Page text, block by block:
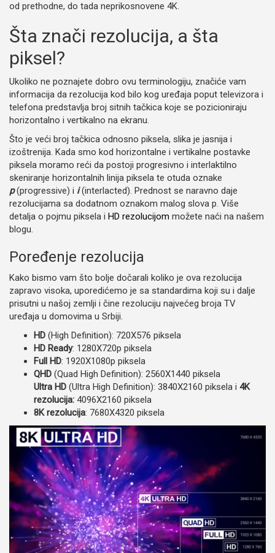
od prethodne, do tada neprikosnovene 4K.
Šta znači rezolucija, a šta
piksel?
Ukoliko ne poznajete dobro ovu terminologiju, značiće vam
informacija da rezolucija kod bilo kog uređaja poput televizora i
telefona predstavlja broj sitnih tačkica koje se pozicioniraju
horizontalno i vertikalno na ekranu.
Što je veći broj tačkica odnosno piksela, slika je jasnija i
izoštrenija. Kada smo kod horizontalne i vertikalne postavke
piksela moramo reći da postoji progresivno i interlaktilno
skeniranje horizontalnih linija piksela te otuda oznake
p(progressive) i i(interlacted). Prednost se naravno daje
rezolucijama sa dodatnom oznakom malog slova p. Više
detalja o pojmu piksela i HD rezolucijom možete naći na našem
blogu.
Poređenje rezolucija
Kako bismo vam što bolje dočarali koliko je ova rezolucija
zapravo visoka, uporedićemo je sa standardima koji su i dalje
prisutni u našoj zemlji i čine rezoluciju najvećeg broja TV
uređaja u domovima u Srbiji.
HD (High Definition): 720X576 piksela
HD Ready: 1280X720p piksela
Full HD: 1920X1080p piksela
QHD (Quad High Definition): 2560X1440 piksela
Ultra HD (Ultra High Definition): 3840X2160 piksela i 4K
rezolucija: 4096X2160 piksela
8K rezolucija: 7680X4320 piksela